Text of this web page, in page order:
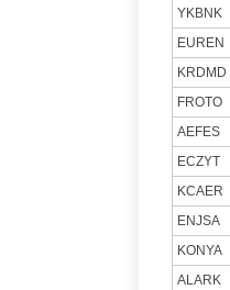
YKBNK
EUREN
KRDMD
FROTO
AEFES
ECZYT
KCAER
ENJSA
KONYA
ALARK